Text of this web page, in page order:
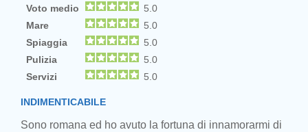
Voto medio
5.0
Mare
5.0
Spiaggia
5.0
Pulizia
5.0
Servizi
5.0
INDIMENTICABILE
Sono romana ed ho avuto la fortuna di innamorarmi di